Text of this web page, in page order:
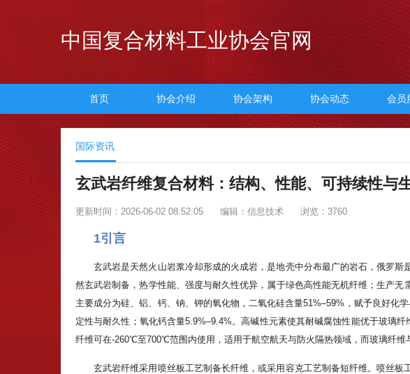
中国复合材料工业协会官网
首页 协会介绍 协会架构 协会动态 会员
国际资讯
玄武岩纤维复合材料：结构、性能、可持续性与
更新时间：2026-06-02 08:52:05 编辑：信息技术 浏览：3760
1引言
玄武岩是天然火山岩浆冷却形成的火成岩，是地壳中分布最广的岩石，俄罗
然玄武岩制备，热学性能、强度与耐久性优异，属于绿色高性能无机纤维；生产
主要成分为硅、铝、钙、钠、钾的氧化物，二氧化硅含量51%–59%，赋予良好化
定性与耐久性；氧化钙含量5.9%–9.4%。高碱性元素使其耐碱腐蚀性能优于玻璃
纤维可在-260℃至700℃范围内使用，适用于航空航天与防火隔热领域，而玻璃纤维
玄武岩纤维采用喷丝板工艺制备长纤维，或采用容克工艺制备短纤维。喷丝